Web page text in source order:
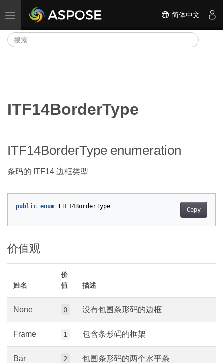
切换导航 简体中文
ITF14BorderType
ITF14BorderType enumeration
条码的 ITF14 边框类型
Copy
public enum ITF14BorderType
价值观
姓名
价
值
描述
None 0 没有包围条形码的边框
Frame 1 包含条形码的框架
Bar 2 包围条形码的两个水平条